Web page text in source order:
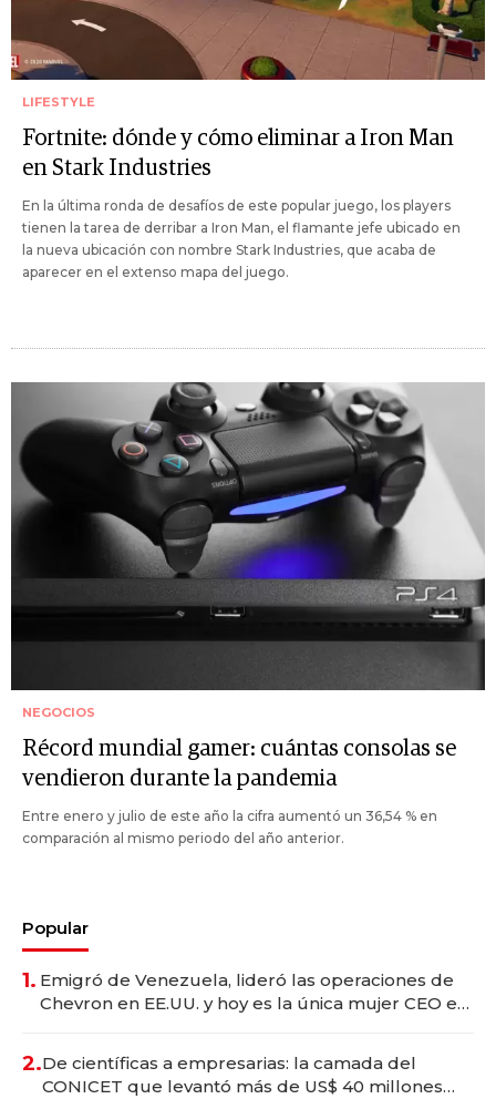
LIFESTYLE
Fortnite: dónde y cómo eliminar a Iron Man
en Stark Industries
En la última ronda de desafíos de este popular juego, los players
tienen la tarea de derribar a Iron Man, el flamante jefe ubicado en
la nueva ubicación con nombre Stark Industries, que acaba de
aparecer en el extenso mapa del juego.
NEGOCIOS
Récord mundial gamer: cuántas consolas se
vendieron durante la pandemia
Entre enero y julio de este año la cifra aumentó un 36,54 % en
comparación al mismo periodo del año anterior.
Popular
1. Emigró de Venezuela, lideró las operaciones de
Chevron en EE.UU. y hoy es la única mujer CEO en
2.De científicas a empresarias: la camada del
CONICET que levantó más de US$ 40 millones